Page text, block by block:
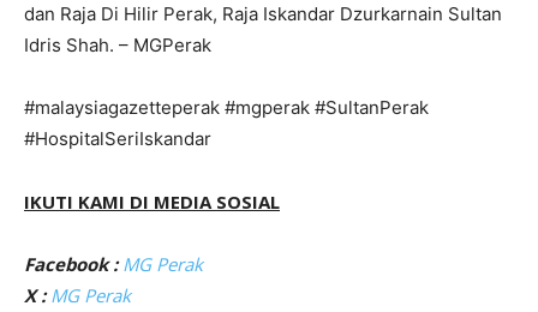
dan Raja Di Hilir Perak, Raja Iskandar Dzurkarnain Sultan
Idris Shah. – MGPerak
#malaysiagazetteperak #mgperak #SultanPerak
#HospitalSeriIskandar
IKUTI KAMI DI MEDIA SOSIAL
Facebook : MG Perak
X : MG Perak